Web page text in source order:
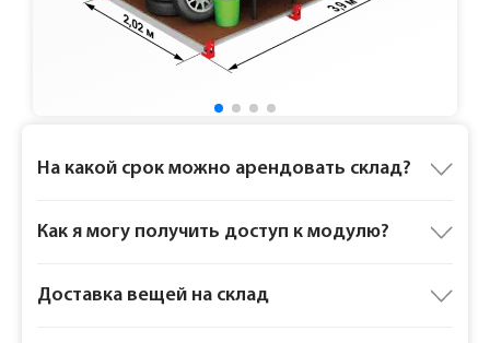
На какой срок можно арендовать склад?
Как я могу получить доступ к модулю?
Доставка вещей на склад